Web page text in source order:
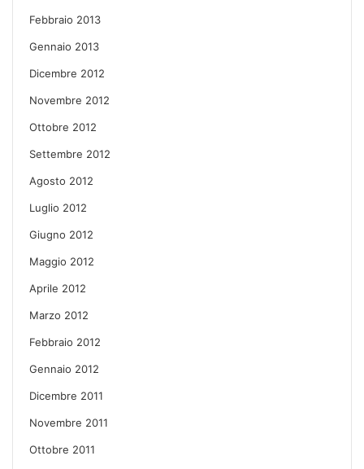
Febbraio 2013
Gennaio 2013
Dicembre 2012
Novembre 2012
Ottobre 2012
Settembre 2012
Agosto 2012
Luglio 2012
Giugno 2012
Maggio 2012
Aprile 2012
Marzo 2012
Febbraio 2012
Gennaio 2012
Dicembre 2011
Novembre 2011
Ottobre 2011